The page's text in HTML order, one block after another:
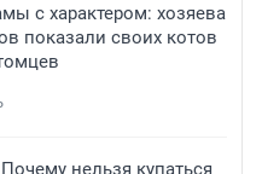
с характером: хозяева
показали своих котов
нельзя купаться